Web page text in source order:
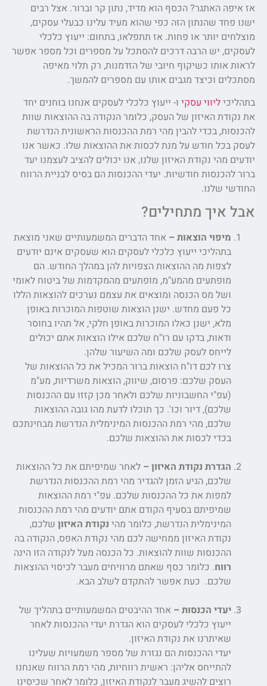
אז איפה האתגר? הכסף הוא מדיד, נתון קר וברור. אצל רבים
ישנו פחד שהנתון הזה כפי שהוא מעיד עלינו כבעלי עסקים,
מוצלחים יותר או פחות. אז תתפלאו, בתחום: ייעוץ כלכלי
לעסקים, יש הרבה דרכים להסתכל על מספרים וכל מספר אפשר
לראות אותו כשיקוף חיובי של הזדמנות, רק תלוי מאיפה
מסתכלים וכיצד מגבים אותו עם מספרים להמשך.
בתהליכיליווי עסקיו- ייעוץ כלכלי לעסקים אנחנו בוחנים יחד
את נקודת האיזון של העסק, כלומר הנקודה בה ההוצאות שוות
להכנסות, בכדי להבין מהי רמת ההכנסות הראשונית הנדרשת
לעסק בכל חודש על מנת לכסות את ההוצאות שלו. כאשר אנו
יודעים מהי נקודת האיזון שלנו, אנו יכולים להציב לעצמנו יעד
ברור להכנסות חודשיות. יעדי ההכנסות הם בסיס לבניית הרווח
החודשי שלנו.
אבל איך מתחילים?
מיפוי הוצאות –אחד הדברים המשמעותיים שאני מוצאת
בתהליכי ייעוץ כלכלי לעסקים הוא שעסקים אינם יודעים
לצפות מה ההוצאות הצפויות להן במהלך החודש. הם
מופתעים מהמע"מ, מופתעים מהמקדמות של ביטוח לאומי
ושל מס הכנסה ומוצאים את עצמם נערכים להוצאות הללו
כל פעם מחדש. ישנן הוצאות שוטפות המוכרות באופן
מלא, ישנן כאלו המוכרות באופן חלקי, אל תהיו בחוסר
ודאות, בדקו עם רו"ח שלכם אילו הוצאות אתם יכולים
לייחס לעסק שלכם ומה השיעור שלהן.
צרו לכם דו"ח הוצאות ברור המכיל את כל ההוצאות של
העסק שלכם: פרסום, שיווק, הוצאות משרדיות, מע"מ
(עפ"י החשבוניות שלכם ולאחר מכן קזזו עם ההכנסות
שלכם), דיור וכו'. כך תוכלו לדעת מהו גובה ההוצאות
שלכם, מהי רמת ההכנסות המינימלית הנדרשת מבחינתכם
בכדי לכסות את ההוצאות שלכם.
הגדרת נקודת האיזון –לאחר שמיפיתם את כל ההוצאות
שלכם, הגיע הזמן להגדיר מהי רמת ההכנסות הנדרשת
למפות את כל ההכנסות שלכם. עפ"י רמת ההוצאות
שמיפיתם בסעיף הקודם אתם יודעים מהי רמת ההכנסות
המינימלית הנדרשת, כלומר מהי נקודת האיזוןשלכם,
נקודת האיזון ממחישה לכם מהי נקודת האפס, הנקודה בה
ההכנסות שוות להוצאות. כל הכנסה מעל לנקודה הזו הינה
רווח. כלומר כסף שאתם מרוויחים מעבר לכיסוי ההוצאות
שלכם. כעת אפשר להתקדם לשלב הבא.
יעדי הכנסות –אחד ההיבטים המשמעותיים בתהליך של
ייעוץ כלכלי לעסקים הוא הגדרת יעדי ההכנסות לאחר
שאיתרנו את נקודת האיזון.
יעדי ההכנסות הם נגזרת של מספר משמעויות שעלינו
להתייחס אליהן: ראשית רווחיות, מהי רמת הרווח שאנחנו
רוצים להשיג מעבר לנקודת האיזון, כלומר לאחר שכיסינו